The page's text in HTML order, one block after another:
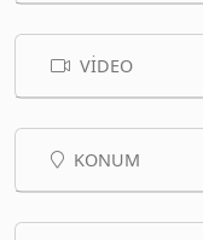
VIDEO
KONUM